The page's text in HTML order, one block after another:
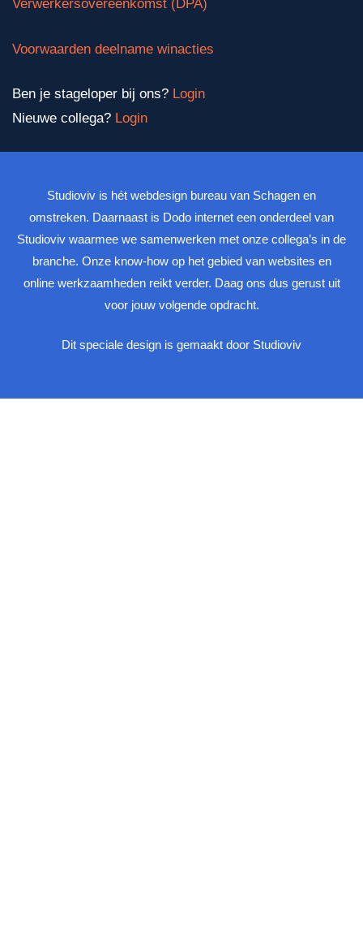
Verwerkersovereenkomst (DPA)
Voorwaarden deelname winacties
Ben je stageloper bij ons? Login
Nieuwe collega? Login
Studioviv is hét webdesign bureau van Schagen en
omstreken. Daarnaast is Dodo internet een onderdeel van
Studioviv waarmee we samenwerken met onze collega’s in de
branche. Onze know-how op het gebied van websites en
online werkzaamheden reikt verder. Daag ons dus gerust uit
voor jouw volgende opdracht.
Dit speciale design is gemaakt door Studioviv